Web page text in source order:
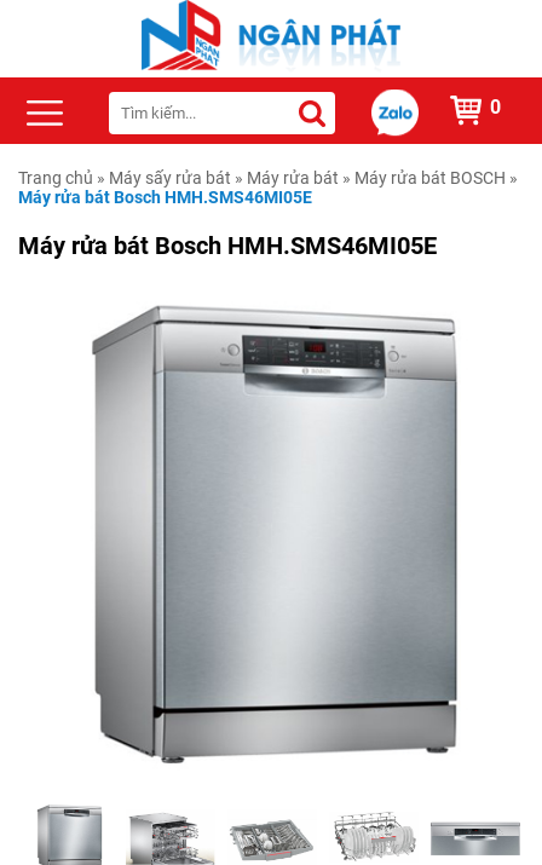
0
Trang chủ » Máy sấy rửa bát » Máy rửa bát » Máy rửa bát BOSCH »
Máy rửa bát Bosch HMH.SMS46MI05E
Máy rửa bát Bosch HMH.SMS46MI05E